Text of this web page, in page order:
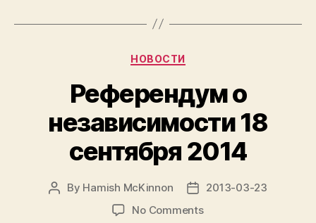
“Дударскі
28
апреля”
Categories
НОВОСТИ
Референдум о
независимости 18
сентября 2014
Post
By Hamish McKinnon
Post
date
2013-03-23
No Commentson